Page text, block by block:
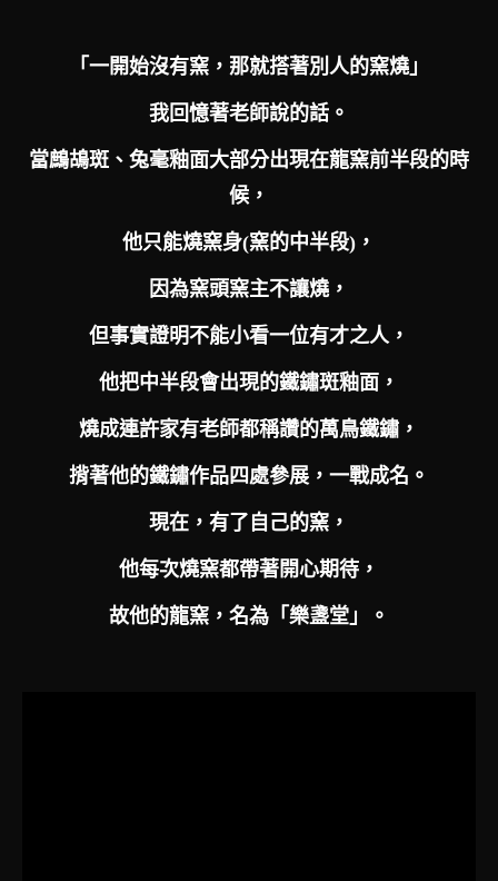
「一開始沒有窯，那就搭著別人的窯燒」
我回憶著老師說的話。
當鷓鴣斑、兔毫釉面大部分出現在龍窯前半段的時
候，
他只能燒窯身(窯的中半段)，
因為窯頭窯主不讓燒，
但事實證明不能小看一位有才之人，
他把中半段會出現的鐵鏽斑釉面，
燒成連許家有老師都稱讚的萬鳥鐵鏽，
揹著他的鐵鏽作品四處參展，一戰成名。
現在，有了自己的窯，
他每次燒窯都帶著開心期待，
故他的龍窯，名為「樂盞堂」。